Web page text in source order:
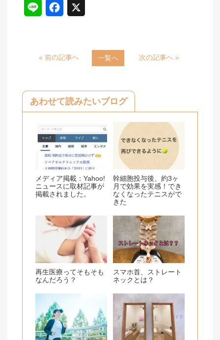
e e
o
o
« 前の記事へ 一覧へ 次の記事へ »
あわせて読みたいブログ
メディア掲載：Yahoo!
ニュースに取材記事が
掲載されました。
幹細胞投与後、約3ヶ
月で効果を実感！でき
なくなったテニスがで
きた
再生医療ってそもそも
なんだろう？
スマホ首、ストレート
ネックとは？